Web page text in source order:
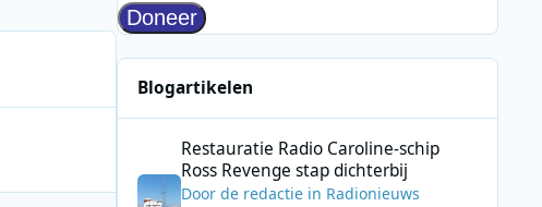
Blogartikelen
Restauratie Radio Caroline-schip
Ross Revenge stap dichterbij
Door de redactiein Radionieuws